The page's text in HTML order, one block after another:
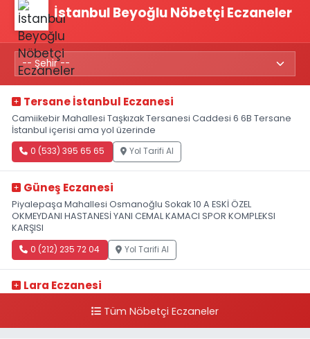
İstanbul Beyoğlu Nöbetçi Eczaneler
Tersane İstanbul Eczanesi
Camiikebir Mahallesi Taşkızak Tersanesi Caddesi 6 6B Tersane
İstanbul içerisi ama yol üzerinde
0 (533) 395 65 65 Yol Tarifi Al
Güneş Eczanesi
Piyalepaşa Mahallesi Osmanoğlu Sokak 10 A ESKİ ÖZEL
OKMEYDANI HASTANESİ YANI CEMAL KAMACI SPOR KOMPLEKSI
KARŞISI
0 (212) 235 72 04 Yol Tarifi Al
Lara Eczanesi
HASTANESİ KARŞISI
Tüm Nöbetçi Eczaneler